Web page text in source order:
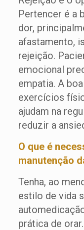
Pertencer é a
dor,
afastamento,
rejeição.
emocional
empatia. A
exercícios
ajudam na
reduzir a
O que é
manutenção
Tenha, ao
estilo de vida
prática de